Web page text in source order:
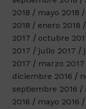
2018
mayo 2018
2018
enero 2018
2017
octubre
2017
julio 2017
2017
marzo 2017
diciembre 2016
septiembre 2016
2016
mayo 2016